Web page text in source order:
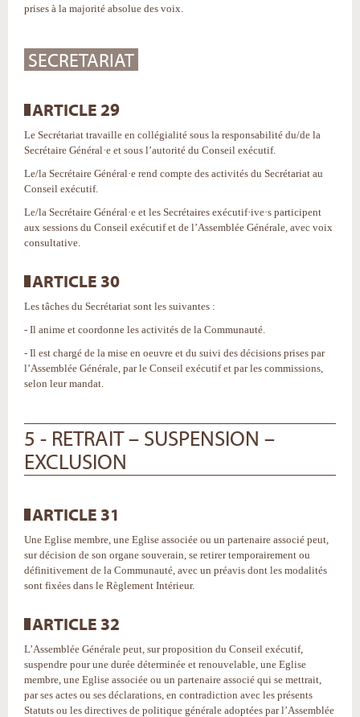
prises à la majorité absolue des voix.
SECRETARIAT
ARTICLE 29
Le Secrétariat travaille en collégialité sous la responsabilité du/de la
Secrétaire Général·e et sous l’autorité du Conseil exécutif.
Le/la Secrétaire Général·e rend compte des activités du Secrétariat au
Conseil exécutif.
Le/la Secrétaire Général·e et les Secrétaires exécutif·ive·s participent
aux sessions du Conseil exécutif et de l’Assemblée Générale, avec voix
consultative.
ARTICLE 30
Les tâches du Secrétariat sont les suivantes :
- Il anime et coordonne les activités de la Communauté.
- Il est chargé de la mise en oeuvre et du suivi des décisions prises par
l’Assemblée Générale, par le Conseil exécutif et par les commissions,
selon leur mandat.
5 - RETRAIT – SUSPENSION –
EXCLUSION
ARTICLE 31
Une Eglise membre, une Eglise associée ou un partenaire associé peut,
sur décision de son organe souverain, se retirer temporairement ou
définitivement de la Communauté, avec un préavis dont les modalités
sont fixées dans le Règlement Intérieur.
ARTICLE 32
L’Assemblée Générale peut, sur proposition du Conseil exécutif,
suspendre pour une durée déterminée et renouvelable, une Eglise
membre, une Eglise associée ou un partenaire associé qui se mettrait,
par ses actes ou ses déclarations, en contradiction avec les présents
Statuts ou les directives de politique générale adoptées par l’Assemblée